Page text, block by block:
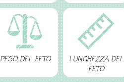
PESO DEL FETO
LUNGHEZZA DEL
FETO